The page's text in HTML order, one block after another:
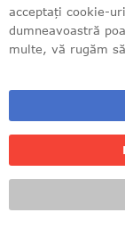
recipient pentru
rotativ
+40 749
acceptați cookie-
dumneavoastră
multe, vă rugăm